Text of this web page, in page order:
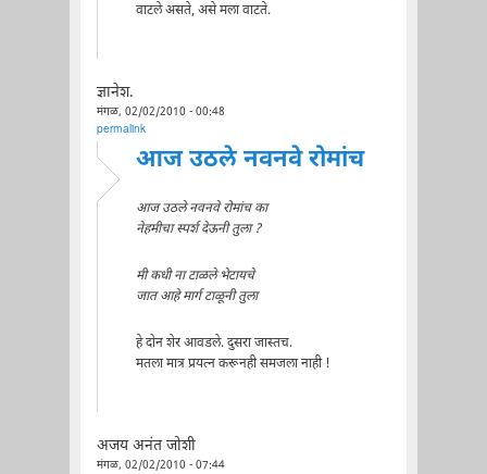
वाटले असते, असे मला वाटते.
ज्ञानेश.
मंगळ, 02/02/2010 - 00:48
permalink
आज उठले नवनवे रोमांच
आज उठले नवनवे रोमांच का
नेहमीचा स्पर्श देऊनी तुला ?
मी कधी ना टाळले भेटायचे
जात आहे मार्ग टाळूनी तुला
हे दोन शेर आवडले. दुसरा जास्तच.
मतला मात्र प्रयत्न करूनही समजला नाही !
अजय अनंत जोशी
मंगळ, 02/02/2010 - 07:44